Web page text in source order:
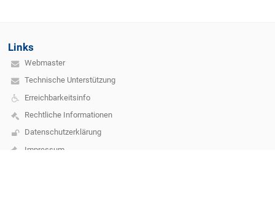
Links
Webmaster
Technische Unterstützung
Erreichbarkeitsinfo
Rechtliche Informationen
Datenschutzerklärung
Impressum